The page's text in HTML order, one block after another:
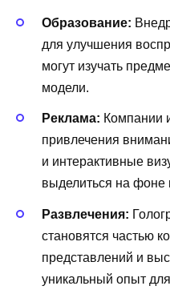
Образование:
для улучшения
могут изучать
модели.
Реклама: Компании
привлечения
и интерактивные
выделиться на фоне
Развлечения:
становятся частью
представлений и
уникальный опыт